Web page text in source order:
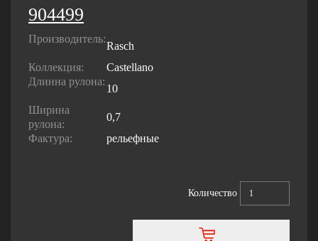
904499
Производитель:
Rasch
Коллекция:
Castellano
Длинна рулона:
10
Ширина
рулона:
0,7
Фактура:
рельефные
Количество